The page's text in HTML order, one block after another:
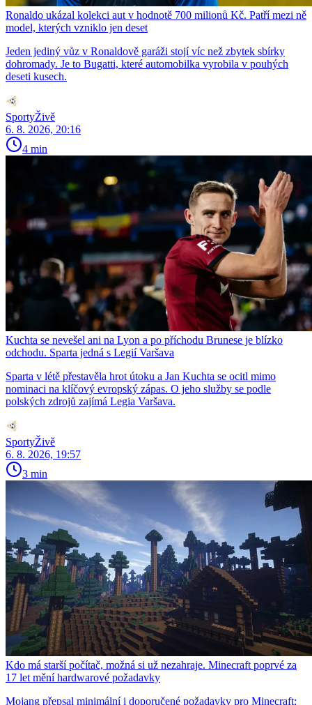
Ronaldo ukázal kolekci aut v hodnotě 700 milionů Kč. Patří mezi ně
model, kterých vzniklo jen deset
Jeden jediný vůz v Ronaldově garáži stojí víc než zbytek sbírky
dohromady. Je to Bugatti, které automobilka vyrobila v pouhých
deseti kusech.
SportyŽivě
6. 8. 2026, 20:16
4 min
Kuchta se nevešel ani na Lyon a po příchodu Brunese je blízko
odchodu. Sparta jedná s Legií Varšava
Sparta v létě přestavěla hrot útoku a Jan Kuchta se ocitl mimo
nominaci na klíčový evropský zápas. O jeho služby se podle
polských zdrojů zajímá Legia Varšava.
SportyŽivě
6. 8. 2026, 19:57
3 min
Kdo má starší počítač, možná si už nezahraje. Minecraft poprvé za
17 let mění hardwarové požadavky
Mojang přepsal minimální i doporučené požadavky pro Minecraft: